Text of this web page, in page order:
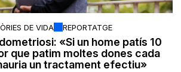
DE VIDA REPORTATGE
«Si un home patís 10
que patim moltes dones cada
un tractament efectiu»